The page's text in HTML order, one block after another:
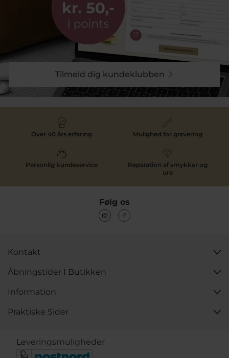
Tilmeld dig kundeklubben
Over 40 års erfaring Mulighed for gravering
Personlig kundeservice
Reparation af smykker og
ure
Følg os
Kontakt
Åbningstider I Butikken
Information
Praktiske Sider
Leveringsmuligheder